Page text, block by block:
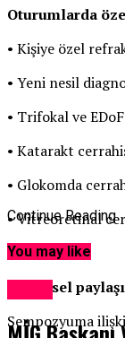
Oturumlarda
• Kişiye özel
• Yeni nesil
• Trifokal ve
• Katarakt
• Glokomda
• Vitreoretinal
ele alındı.
“Bilimsel
Sempozyuma
Continue Reading
You may like